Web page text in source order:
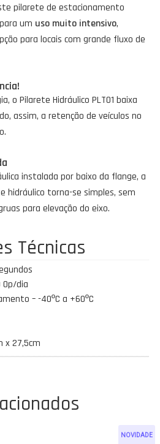
pilarete de estacionamento
um uso muito intensivo,
para locais com grande fluxo de
o Pilarete Hidráulico PLT01 baixa
assim, a retenção de veículos no
instalada por baixo da flange, a
hidráulico torna-se simples, sem
para elevação do eixo.
Técnicas
dia
– -40ºC a +60ºC
x 27,5cm
NOVIDADE